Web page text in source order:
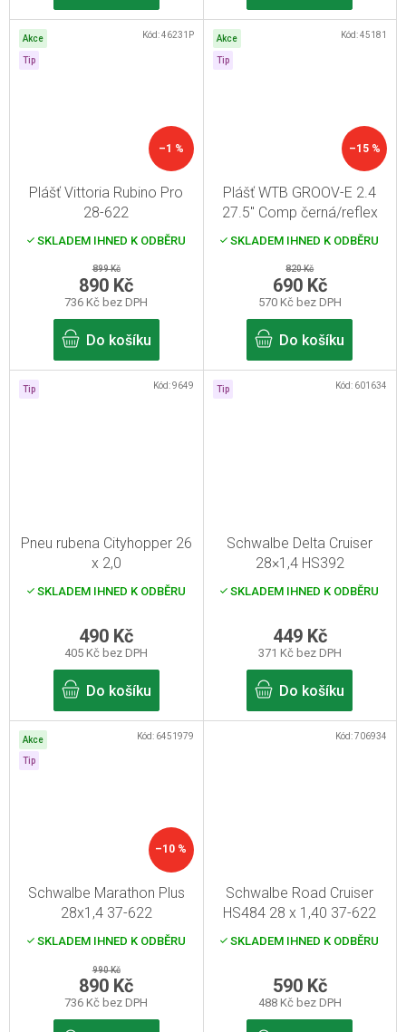
Akce
Tip
–1 %
Plášť Vittoria Rubino Pro
28-622
SKLADEM IHNED K ODBĚRU
899 Kč
736 Kč bez DPH
890 Kč
Do košíku
Kód:46231P Akce
Tip
–15 %
Plášť WTB GROOV-E 2.4
27.5'' Comp černá/reflex
SKLADEM IHNED K ODBĚRU
820 Kč
570 Kč bez DPH
690 Kč
Do košíku
Kód:45181
Tip
Pneu rubena Cityhopper 26
x 2,0
SKLADEM IHNED K ODBĚRU
405 Kč bez DPH
490 Kč
Do košíku
Kód:9649 Tip
Schwalbe Delta Cruiser
28×1,4 HS392
SKLADEM IHNED K ODBĚRU
371 Kč bez DPH
449 Kč
Do košíku
Kód: 601634
Akce
Tip
–10 %
Schwalbe Marathon Plus
28x1,4 37-622
SKLADEM IHNED K ODBĚRU
990 Kč
736 Kč bez DPH
890 Kč
Kód: 6451979
Schwalbe Road Cruiser
HS484 28 x 1,40 37-622
SKLADEM IHNED K ODBĚRU
488 Kč bez DPH
590 Kč
Kód:706934